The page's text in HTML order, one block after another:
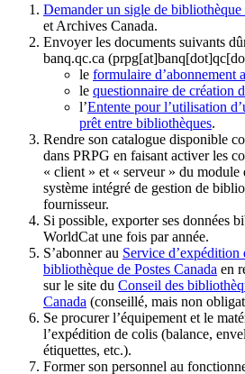
Demander un sigle de bibliothèque
et Archives Canada.
Envoyer les documents suivants
banq.qc.ca
le formulaire d’abonnement
le questionnaire de création
l’Entente pour l’utilisation
prêt entre bibliothèques.
Rendre son catalogue disponible
dans PRPG en faisant activer les
« client » et « serveur » du module
système intégré de gestion de
fournisseur.
Si possible, exporter ses données
WorldCat une fois par année.
S’abonner au Service d’expédition
bibliothèque de Postes Canada en
sur le site du Conseil des
Canada (conseillé, mais non
Se procurer l’équipement et le
l’expédition de colis (balance,
étiquettes, etc.).
Former son personnel au